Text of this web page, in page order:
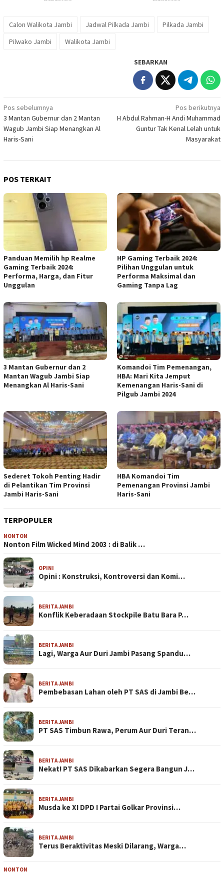
Calon Walikota Jambi Jadwal Pilkada Jambi
Pilkada Jambi
Pilwako Jambi
Walikota Jambi
SEBARKAN
Navigasi
pos
Pos sebelumnya
3 Mantan Gubernur dan 2 Mantan
Wagub Jambi Siap Menangkan Al
Haris-Sani
Pos berikutnya
H Abdul Rahman-H Andi Muhammad
Guntur Tak Kenal Lelah untuk
Masyarakat
POS TERKAIT
Panduan Memilih hp Realme
Gaming Terbaik 2024:
Performa, Harga, dan Fitur
Unggulan
HP Gaming Terbaik 2024:
Pilihan Unggulan untuk
Performa Maksimal dan
Gaming Tanpa Lag
3 Mantan Gubernur dan 2
Mantan Wagub Jambi Siap
Menangkan Al Haris-Sani
Komandoi Tim Pemenangan,
HBA: Mari Kita Jemput
Kemenangan Haris-Sani di
Pilgub Jambi 2024
Sederet Tokoh Penting Hadir
di Pelantikan Tim Provinsi
Jambi Haris-Sani
HBA Komandoi Tim
Pemenangan Provinsi Jambi
Haris-Sani
TERPOPULER
NONTON
Nonton Film Wicked Mind 2003 : di Balik …
OPINI
Opini : Konstruksi, Kontroversi dan Komi…
BERITA JAMBI
Konflik Keberadaan Stockpile Batu Bara P…
BERITA JAMBI
Lagi, Warga Aur Duri Jambi Pasang Spandu…
BERITA JAMBI
Pembebasan Lahan oleh PT SAS di Jambi Be…
BERITA JAMBI
PT SAS Timbun Rawa, Perum Aur Duri Teran…
BERITA JAMBI
Nekat! PT SAS Dikabarkan Segera Bangun J…
BERITA JAMBI
Musda ke XI DPD I Partai Golkar Provinsi…
BERITA JAMBI
Terus Beraktivitas Meski Dilarang, Warga…
NONTON